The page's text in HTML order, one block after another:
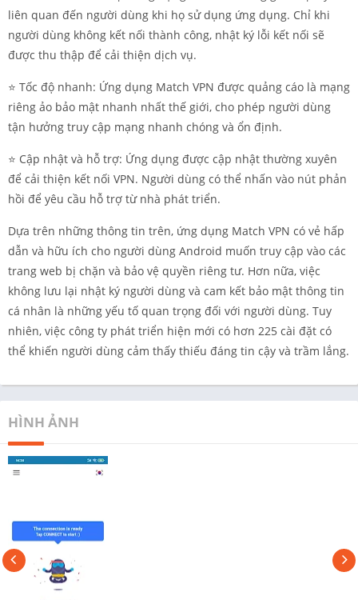
liên quan đến người dùng khi họ sử dụng ứng dụng. Chỉ khi
người dùng không kết nối thành công, nhật ký lỗi kết nối sẽ
được thu thập để cải thiện dịch vụ.
⭐️ Tốc độ nhanh: Ứng dụng Match VPN được quảng cáo là mạng
riêng ảo bảo mật nhanh nhất thế giới, cho phép người dùng
tận hưởng truy cập mạng nhanh chóng và ổn định.
⭐️ Cập nhật và hỗ trợ: Ứng dụng được cập nhật thường xuyên
để cải thiện kết nối VPN. Người dùng có thể nhấn vào nút phản
hồi để yêu cầu hỗ trợ từ nhà phát triển.
Dựa trên những thông tin trên, ứng dụng Match VPN có vẻ hấp
dẫn và hữu ích cho người dùng Android muốn truy cập vào các
trang web bị chặn và bảo vệ quyền riêng tư. Hơn nữa, việc
không lưu lại nhật ký người dùng và cam kết bảo mật thông tin
cá nhân là những yếu tố quan trọng đối với người dùng. Tuy
nhiên, việc công ty phát triển hiện mới có hơn 225 cài đặt có
thể khiến người dùng cảm thấy thiếu đáng tin cậy và trầm lắng.
HÌNH ẢNH